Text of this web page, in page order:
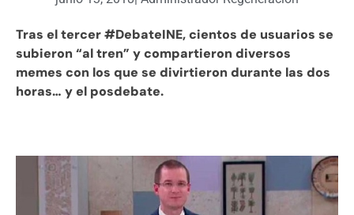
Tras el tercer #DebateINE, cientos de usuarios se
subieron “al tren” y compartieron diversos
memes con los que se divirtieron durante las dos
horas… y el posdebate.